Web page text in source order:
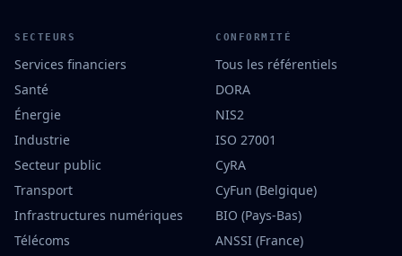
SECTEURS
Services financiers
Santé
Énergie
Industrie
Secteur public
Transport
Infrastructures numériques
Télécoms
CONFORMITÉ
Tous les référentiels
DORA
NIS2
ISO 27001
CyRA
CyFun (Belgique)
BIO (Pays-Bas)
ANSSI (France)